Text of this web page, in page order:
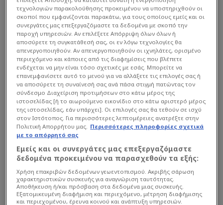
Διαβάστε τη συνέχεια στοexploringgreece.tv
LIFE
τεχνολογιών παρακολούθησης προκειμένου να υποστηριχθούν οι
σκοποί που εμφανίζονται παρακάτω, για τους οποίους εμείς και οι
συνεργάτες μας επεξεργαζόμαστε τα δεδομένα με σκοπό την
παροχή υπηρεσιών. Αν επιλέξετε Απόρριψη όλων όλων ή
αποσύρετε τη συγκατάθεσή σας, οι εν λόγω τεχνολογίες θα
απενεργοποιηθούν. Αν απενεργοποιηθούν οι ιχνηλάτες, ορισμένο
περιεχόμενο και κάποιες από τις διαφημίσεις που βλέπετε
ενδέχεται να μην είναι τόσο σχετικές με εσάς. Μπορείτε να
επανεμφανίσετε αυτό το μενού για να αλλάξετε τις επιλογές σας ή
να αποσύρετε τη συναίνεσή σας ανά πάσα στιγμή πατώντας τον
σύνδεσμο Διαχείριση προτιμήσεων στο κάτω μέρος της
ιστοσελίδας [ή το αιωρούμενο εικονίδιο στο κάτω αριστερό μέρος
της ιστοσελίδας, εάν υπάρχει]. Οι επιλογές σας θα τεθούν σε ισχύ
στον Ιστότοπος. Για περισσότερες λεπτομέρειες ανατρέξτε στην
Πολιτική Απορρήτου μας. Περισσότερες πληροφορίες σχετικά
με το απόρρητό σας
Εμείς και οι συνεργάτες μας επεξεργαζόμαστε
δεδομένα προκειμένου να παρασχεθούν τα εξής:
Χρήση επακριβών δεδομένων γεωεντοπισμού. Ακριβής σάρωση
χαρακτηριστικών συσκευής για αναγνώριση ταυτότητας.
Αποθήκευση ή/και πρόσβαση στα δεδομένα μιας συσκευής.
Εξατομικευμένη διαφήμιση και περιεχόμενο, μέτρηση διαφήμισης
και περιεχομένου, έρευνα κοινού και ανάπτυξη υπηρεσιών.